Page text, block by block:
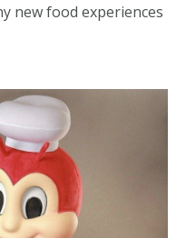
new food experiences